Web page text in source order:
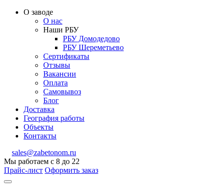
О заводе
О нас
Наши РБУ
РБУ Домодедово
РБУ Шереметьево
Сертификаты
Отзывы
Вакансии
Оплата
Самовывоз
Блог
Доставка
География работы
Объекты
Контакты
sales@zabetonom.ru
Мы работаем с 8 до 22
Прайс-лист Оформить заказ